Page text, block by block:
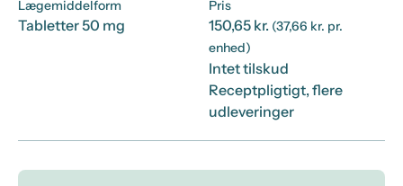
Lægemiddelform
Tabletter 50 mg
Pris
150,65 kr. (37,66 kr. pr.
enhed)
Intet tilskud
Receptpligtigt, flere
udleveringer